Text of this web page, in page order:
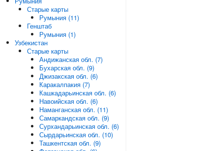
Старые карты
Румыния (11)
Генштаб
Румыния (1)
Узбекистан
Старые карты
Андижанская обл. (7)
Бухарская обл. (9)
Джизакская обл. (6)
Каракалпакия (7)
Кашкадарьинская обл. (6)
Навоийская обл. (6)
Наманганская обл. (11)
Самаркандская обл. (9)
Сурхандарьинская обл. (6)
Сырдарьинская обл. (10)
Ташкентская обл. (9)